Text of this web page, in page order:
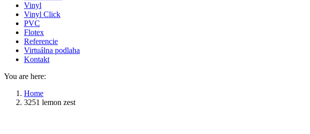
Vinyl
Vinyl Click
PVC
Flotex
Referencie
Virtuálna podlaha
Kontakt
You are here:
Home
3251 lemon zest